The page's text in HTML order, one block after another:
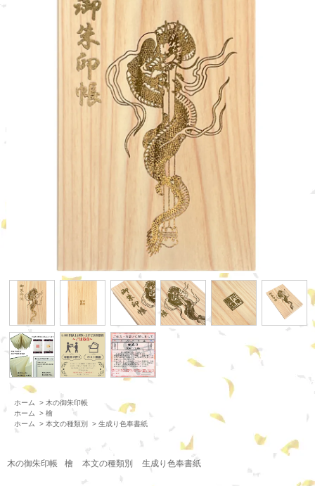
ホーム > 木の御朱印帳
ホーム
> 檜
ホーム
> 本文の種類別 > 生成り色奉書紙
木の御朱印帳 檜 本文の種類別 生成り色奉書紙